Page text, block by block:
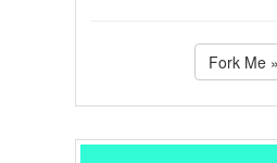
Fork Me »